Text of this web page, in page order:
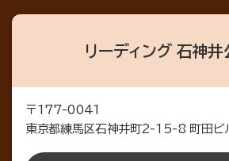
リーディング 石神井
〒177-0041
東京都練馬区石神井町2-15-8 町田